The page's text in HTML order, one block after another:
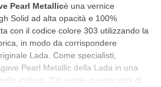
Pearl Metallicè una vernice
Solid ad alta opacità e 100%
con il codice colore 303 utilizzando la
in modo da corrispondere
Lada. Come specialisti,
Pearl Metallic della Lada in una
incluso. Ciò rende questo stick di